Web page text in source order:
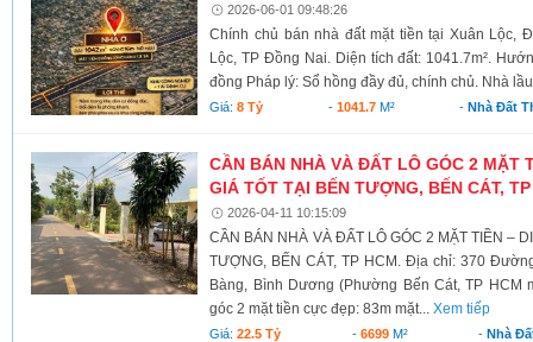
2026-06-01 09:48:26
Chính chủ bán nhà đất mặt tiền tại Xuân Lộc,
Lộc, TP Đồng Nai. Diện tích đất: 1041.7m².
đồng Pháp lý: Sổ hồng đầy đủ, chính chủ. Nhà
Giá:8 Tỷ - 1041.7M² - Nhà Đất
CẦN BÁN NHÀ VÀ ĐẤT LÔ GÓC 2 MẶT
GIÁ TỐT TẠI BẾN TƯỢNG, BẾN CÁT,
2026-04-11 10:15:09
CẦN BÁN NHÀ VÀ ĐẤT LÔ GÓC 2 MẶT TIỀN –
TƯỢNG, BẾN CÁT, TP HCM. Địa chỉ: 370
Bàng, Bình Dương (Phường Bến Cát, TP HCM
góc 2 mặt tiền cực đẹp: 83m mặt...Xem tiếp
Giá:22.5 Tỷ - 6699M² -Nhà